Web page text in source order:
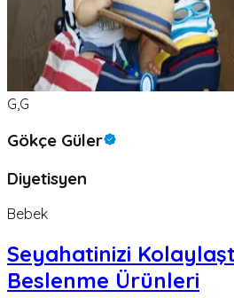
G,G
Gökçe Güler
Diyetisyen
Bebek
Seyahatinizi
Beslenme Ürünleri